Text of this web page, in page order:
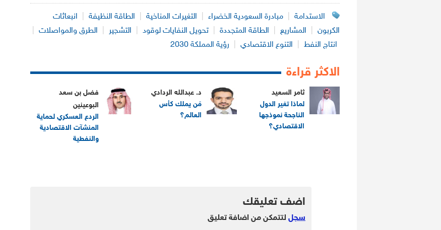
الاستدامة مبادرة السعودية الخضراء التغيرات المناخية الطاقة النظيفة
انبعاثات
الكربون
المشاريع الطاقة المتجددة تحويل النفايات لوقود التشجير الطرق والمواصلات
انتاج النفط
التنوع الاقتصادي رؤية المملكة 2030
الاكثر قراءة
ثامر السعيد
لماذا تغير الدول
الناجحة نموذجها
الاقتصادي؟
د. عبدالله الردادي
مَن يملك كأس
العالم؟
فضل بن سعد
البوعينين
الردع العسكري لحماية
المنشآت الاقتصادية
والنفطية
اضف تعليقك
سجل لتتمكن من اضافة تعليق